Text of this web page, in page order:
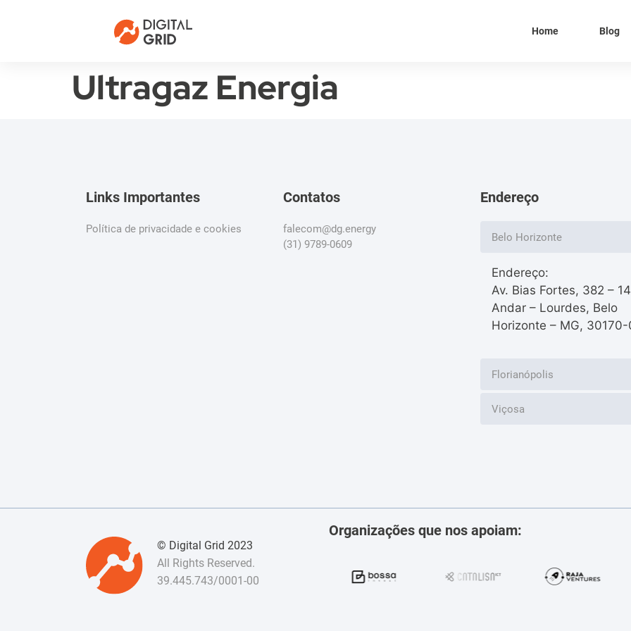
Home Blog
Ultragaz Energia
Links Importantes
Política de privacidade e cookies
Contatos
falecom@dg.energy
(31) 9789-0609
Endereço
Belo Horizonte
Endereço:
Av. Bias Fortes, 382 –
Andar – Lourdes, Belo
Horizonte – MG, 30170-
Florianópolis
Viçosa
© Digital Grid 2023
All Rights Reserved.
39.445.743/0001-00
Organizações que nos apoiam: